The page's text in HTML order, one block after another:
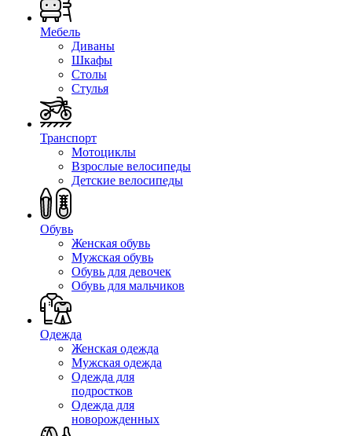
Мебель
Диваны
Шкафы
Столы
Стулья
Транспорт
Мотоциклы
Взрослые велосипеды
Детские велосипеды
Обувь
Женская обувь
Мужская обувь
Обувь для девочек
Обувь для мальчиков
Одежда
Женская одежда
Мужская одежда
Одежда для
подростков
Одежда для
новорожденных